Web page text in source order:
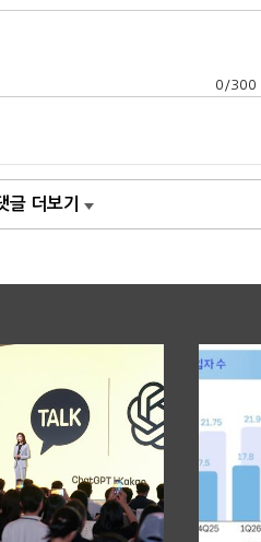
0 /300
글 더보기